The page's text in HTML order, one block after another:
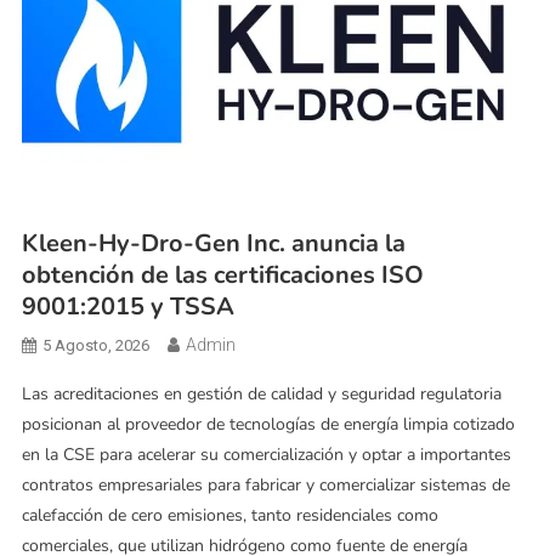
Kleen-Hy-Dro-Gen Inc. anuncia la
obtención de las certificaciones ISO
9001:2015 y TSSA
5 Agosto, 2026 Admin
Las acreditaciones en gestión de calidad y seguridad regulatoria
posicionan al proveedor de tecnologías de energía limpia cotizado
en la CSE para acelerar su comercialización y optar a importantes
contratos empresariales para fabricar y comercializar sistemas de
calefacción de cero emisiones, tanto residenciales como
comerciales, que utilizan hidrógeno como fuente de energía